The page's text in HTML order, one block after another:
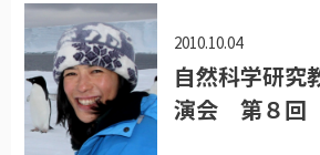
2010.10.04
自然科学研究
演会 第８回